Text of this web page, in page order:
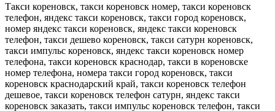
Такси кореновск, такси кореновск номер, такси кореновск
телефон, яндекс такси кореновск, такси город кореновск,
номер яндекс такси кореновск, яндекс такси кореновск
телефон, такси дешево кореновск, такси сатурн кореновск,
такси импульс кореновск, яндекс такси кореновск номер
телефона, такси кореновск краснодар, такси в кореновске
номер телефона, номера такси город кореновск, такси
кореновск краснодарский край, такси кореновск телефон
дешевое, такси кореновск телефон сатурн, яндекс такси
кореновск заказать, такси импульс кореновск телефон, такси